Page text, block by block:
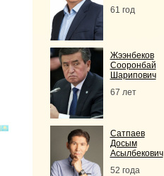
61 год
Жээнбеков
Сооронбай
Шарипович
67 лет
Сатпаев
Досым
Асылбекович
52 года